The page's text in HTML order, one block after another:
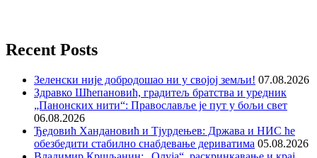
Recent Posts
Зеленски није добродошао ни у својој земљи! 07.08.2026
Здравко Шћепановић, градитељ братства и уредник
„Панонских нити“: Православље је пут у бољи свет
06.08.2026
Ђедовић Хандановић и Тјурдењев: Држава и НИС ће
обезбедити стабилно снабдевање дериватима 05.08.2026